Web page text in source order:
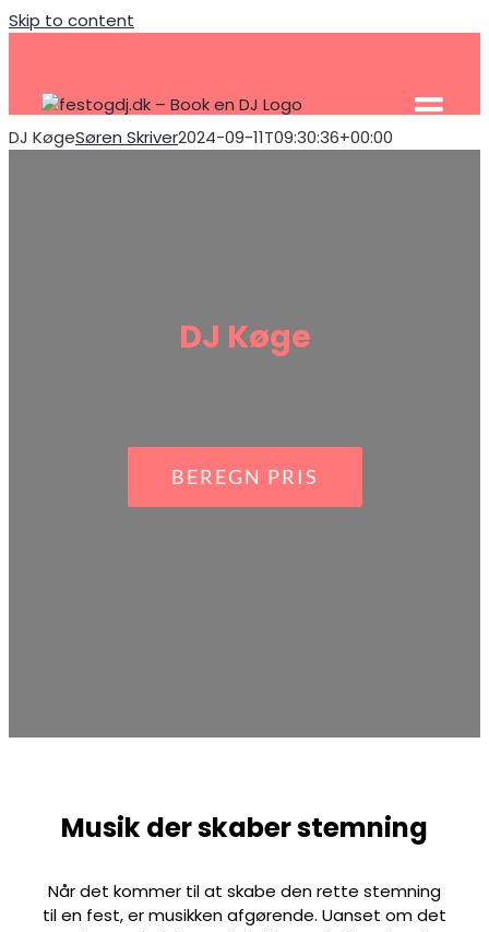
Skip to content
DJ KøgeSøren Skriver2024-09-11T09:30:36+00:00
DJ Køge
BEREGN PRIS
Musik der skaber stemning
Når det kommer til at skabe den rette stemning
til en fest, er musikken afgørende. Uanset om det